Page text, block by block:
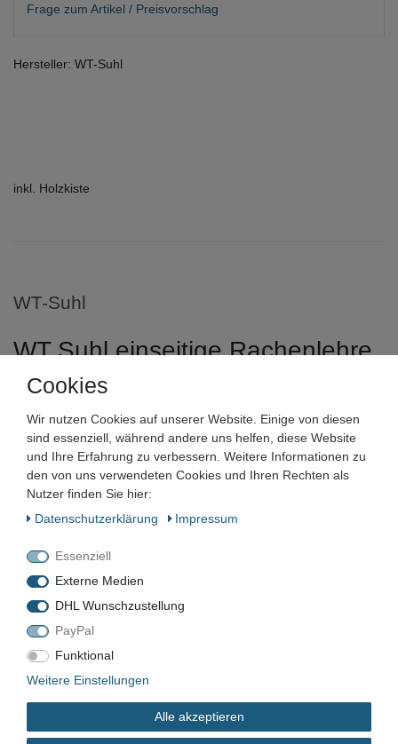
Frage zum Artikel / Preisvorschlag
Hersteller: WT-Suhl
​inkl. Holzkiste
WT-Suhl
WT Suhl einseitige Rachenlehre
Grenzlehre Grenzrachenlehre
Artikelnummer:
Zustand:
VN-1982
Gebraucht
17,00 EUR
Cookies
Wir nutzen Cookies auf unserer Website. Einige von diesen
sind essenziell, während andere uns helfen, diese Website
und Ihre Erfahrung zu verbessern. Weitere Informationen zu
den von uns verwendeten Cookies und Ihren Rechten als
Nutzer finden Sie hier:
Daten­schutz­erklärung
Impressum
Essenziell
Externe Medien
DHL Wunschzustellung
PayPal
Funktional
Weitere Einstellungen
Alle akzeptieren